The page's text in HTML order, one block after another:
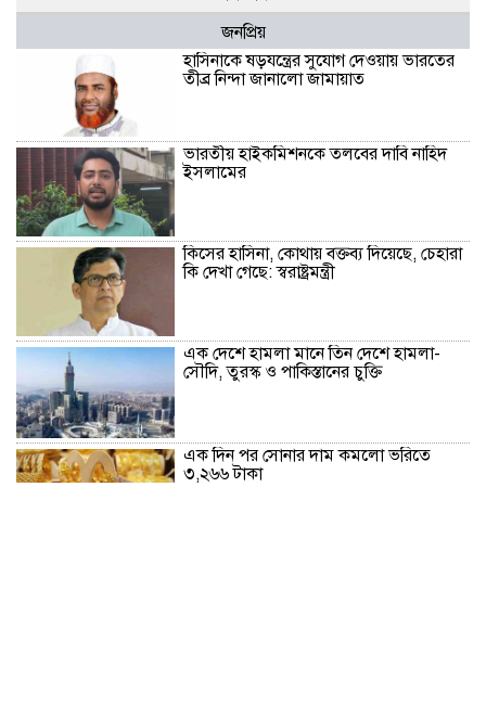
জনপ্রিয়
হাসিনাকে ষড়যন্ত্রের সুযোগ দেওয়ায় ভারতের
তীব্র নিন্দা জানালো জামায়াত
ভারতীয় হাইকমিশনকে তলবের দাবি নাহিদ
ইসলামের
কিসের হাসিনা, কোথায় বক্তব্য দিয়েছে, চেহারা
কি দেখা গেছে: স্বরাষ্ট্রমন্ত্রী
এক দেশে হামলা মানে তিন দেশে হামলা-
সৌদি, তুরস্ক ও পাকিস্তানের চুক্তি
এক দিন পর সোনার দাম কমলো ভরিতে
৩,২৬৬ টাকা